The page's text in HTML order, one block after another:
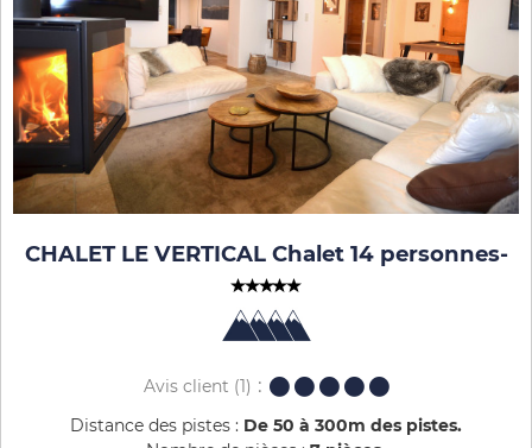
CHALET LE VERTICAL Chalet 14 personnes-
Avis client (1)
Distance des pistes : De 50 à 300m des pistes